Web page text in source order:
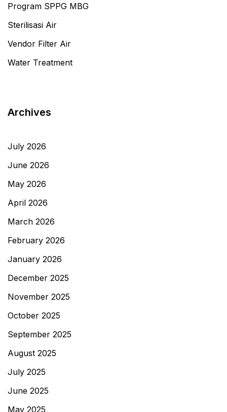
Program SPPG MBG
Sterilisasi Air
Vendor Filter Air
Water Treatment
Archives
July 2026
June 2026
May 2026
April 2026
March 2026
February 2026
January 2026
December 2025
November 2025
October 2025
September 2025
August 2025
July 2025
June 2025
May 2025